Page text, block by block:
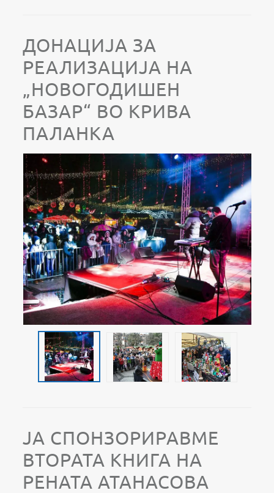
ДОНАЦИЈА ЗА
РЕАЛИЗАЦИЈА НА
„НОВОГОДИШЕН
БАЗАР“ ВО КРИВА
ПАЛАНКА
ЈА СПОНЗОРИРАВМЕ
ВТОРАТА КНИГА НА
РЕНАТА АТАНАСОВА